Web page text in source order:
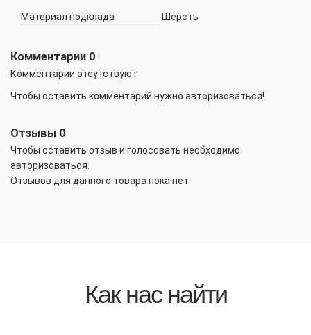
Материал подклада Шерсть
Комментарии 0
Комментарии отсутствуют
Чтобы оставить комментарий нужно авторизоваться!
Отзывы 0
Чтобы оcтавить отзыв и голосовать необходимо
авторизоваться.
Отзывов для данного товара пока нет.
Как нас найти